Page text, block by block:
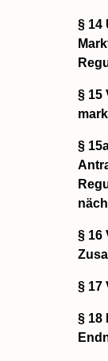
§ 14
§ 15
§
§ 16
§ 17
§ 18